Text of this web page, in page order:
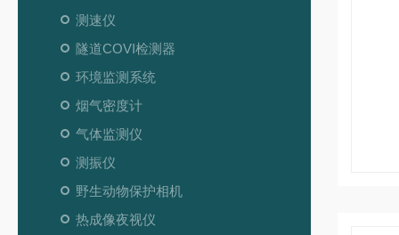
测速仪
隧道COVI检测器
环境监测系统
烟气密度计
气体监测仪
测振仪
野生动物保护相机
热成像夜视仪